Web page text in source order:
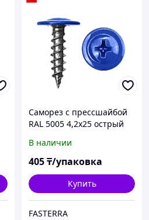
Саморез с прессшайбой
RAL 5005 4,2х25 острый
В наличии
405₸/упаковка
Купить
FASTERRA